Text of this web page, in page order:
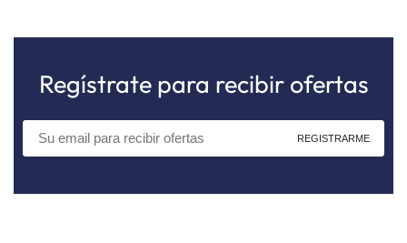
Regístrate para recibir ofertas